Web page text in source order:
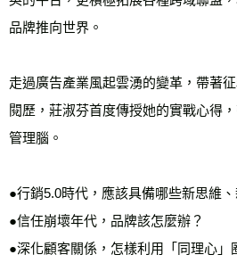
品牌推向世界。
走過廣告產業風起雲湧的變革，帶著
閱歷，莊淑芬首度傳授她的實戰心得
管理腦。
●行銷5.0時代，應該具備哪些新思維、
●信任崩壞年代，品牌該怎麼辦？
●深化顧客關係，怎樣利用「同理心」